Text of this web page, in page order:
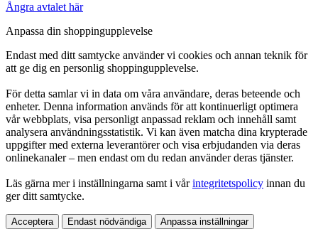
Ångra avtalet här
Anpassa din shoppingupplevelse
Endast med ditt samtycke använder vi cookies och annan teknik för
att ge dig en personlig shoppingupplevelse.
För detta samlar vi in data om våra användare, deras beteende och
enheter. Denna information används för att kontinuerligt optimera
vår webbplats, visa personligt anpassad reklam och innehåll samt
analysera användningsstatistik. Vi kan även matcha dina krypterade
uppgifter med externa leverantörer och visa erbjudanden via deras
onlinekanaler – men endast om du redan använder deras tjänster.
Läs gärna mer i inställningarna samt i vårintegritetspolicy innan du
ger ditt samtycke.
Acceptera Endast nödvändiga Anpassa inställningar